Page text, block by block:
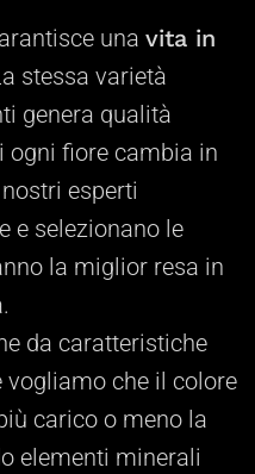
una vita in
stessa varietà
genera qualità
ogni fiore cambia in
esperti
e selezionano le
la miglior resa in
.
da caratteristiche
vogliamo che il colore
carico o meno la
elementi minerali